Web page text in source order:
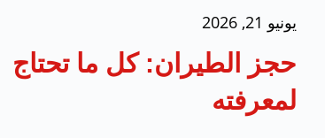
يونيو 21, 2026
حجز الطيران: كل ما تحتاج
لمعرفته